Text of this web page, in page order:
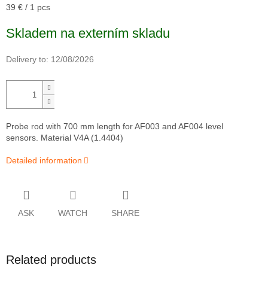
Measure
39 € / 1 pcs
Skladem na externím skladu
Delivery to: 12/08/2026
Probe rod with 700 mm length for AF003 and AF004 level
sensors. Material V4A (1.4404)
Detailed information
ASK WATCH SHARE
Related products